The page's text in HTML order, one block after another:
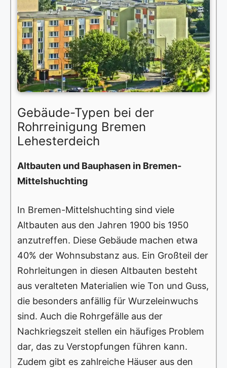
Gebäude-Typen bei der
Rohrreinigung Bremen
Lehesterdeich
Altbauten und Bauphasen in Bremen-
Mittelshuchting
In Bremen-Mittelshuchting sind viele
Altbauten aus den Jahren 1900 bis 1950
anzutreffen. Diese Gebäude machen etwa
40% der Wohnsubstanz aus. Ein Großteil der
Rohrleitungen in diesen Altbauten besteht
aus veralteten Materialien wie Ton und Guss,
die besonders anfällig für Wurzeleinwuchs
sind. Auch die Rohrgefälle aus der
Nachkriegszeit stellen ein häufiges Problem
dar, das zu Verstopfungen führen kann.
Zudem gibt es zahlreiche Häuser aus den